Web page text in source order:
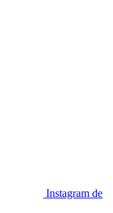
Instagram de